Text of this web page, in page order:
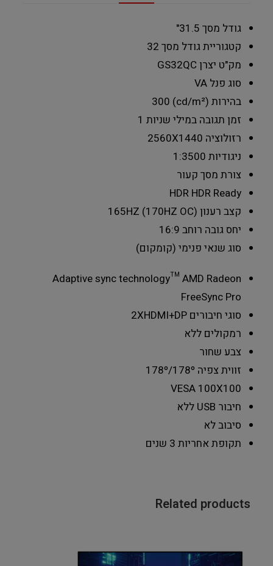
גודל מסך 31.5"
קטגוריית גודל מסך 32
מק"ט יצרן GS32QC
סוג פנלVA
בהירות (cd/m²)
300
זמן תגובה במילי שניות 1
רזולוציה 2560X1440
ניגודיות 1:3500
צורת מסך קעור
HDR HDR Ready
קצב רענון 165HZ (170HZ OC)
יחס גובה רוחב 16:9
סוג שנאי פנימי (קומקום)
Adaptive sync technology™ AMD Radeon
FreeSync Pro
סוגי חיבורים2XHDMI+DP
רמקוליםללא
צבע שחור
זווית צפיה 178º/178º
VESA 100X100
חיבור USB
ללא
סיבובלא
תקופת אחריות 3 שנים
Related products